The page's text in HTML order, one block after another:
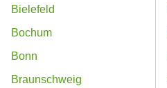
Bielefeld
Bochum
Bonn
Braunschweig